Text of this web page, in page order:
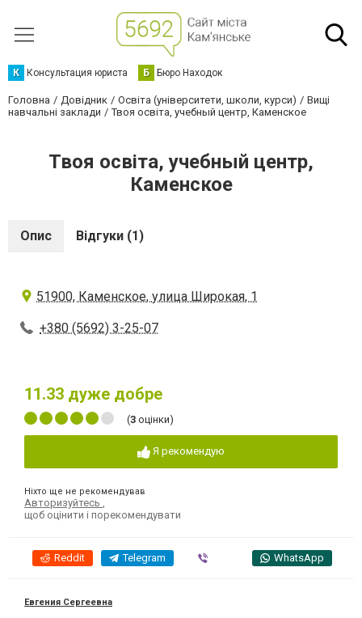
К Консультация юриста Б Бюро Находок
Головна Довідник Освіта (університети, школи, курси)
Вищі
навчальні заклади
Твоя освіта, учебный центр, Каменское
Твоя освіта, учебный центр,
Каменское
Опис Відгуки (1)
51900, Каменское, улица Широкая, 1
+380 (5692) 3-25-07
11.33 дуже добре
(3 оцінки)
Я рекомендую
Ніхто ще не рекомендував
Авторизуйтесь
щоб оцінити і порекомендувати
Reddit Telegram WhatsApp
Евгения Сергеевна